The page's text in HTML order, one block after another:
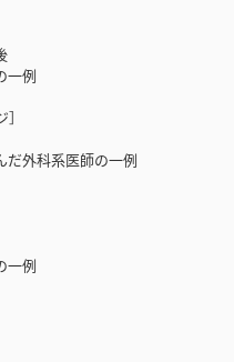
一例
だ外科系医師の一例
一例